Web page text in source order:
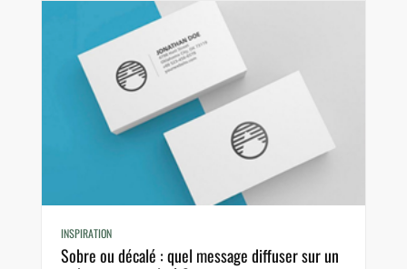
INSPIRATION
Sobre ou décalé : quel message diffuser sur un